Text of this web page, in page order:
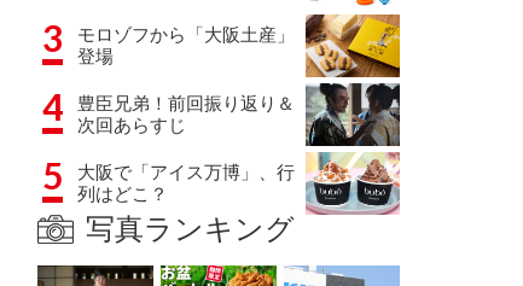
3
モロゾフから「大阪土産」
登場
4
豊臣兄弟！前回振り返り＆
次回あらすじ
5
大阪で「アイス万博」、行
列はどこ？
写真ランキング